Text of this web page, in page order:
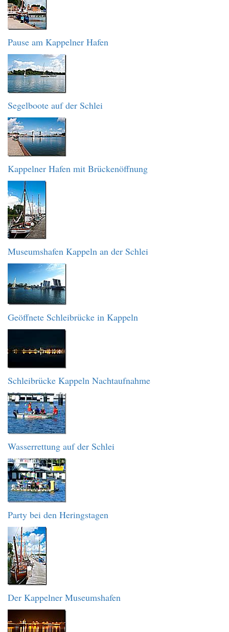
Pause am Kappelner Hafen
Segelboote auf der Schlei
Kappelner Hafen mit Brückenöffnung
Museumshafen Kappeln an der Schlei
Geöffnete Schleibrücke in Kappeln
Schleibrücke Kappeln Nachtaufnahme
Wasserrettung auf der Schlei
Party bei den Heringstagen
Der Kappelner Museumshafen